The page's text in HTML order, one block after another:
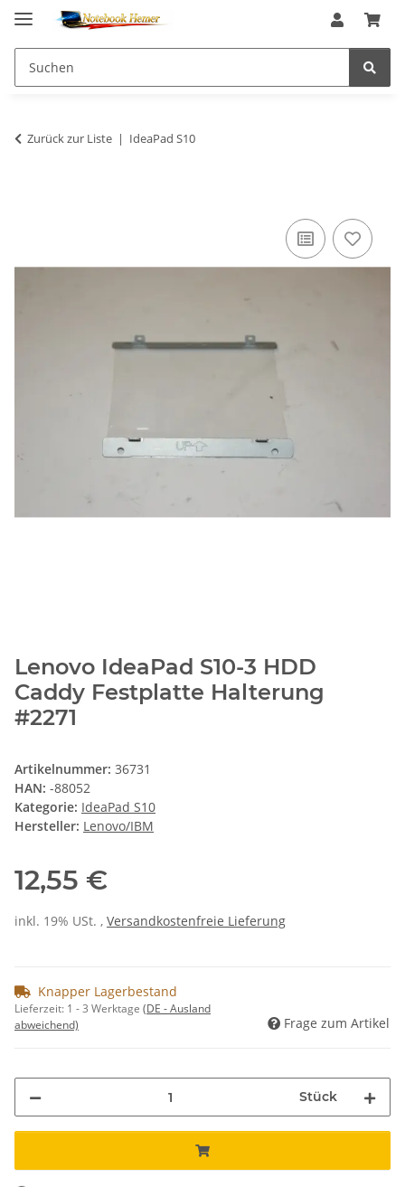
Zurück zur Liste IdeaPad S10
Lenovo IdeaPad S10-3 HDD
Caddy Festplatte Halterung
#2271
Artikelnummer: 36731
HAN: -88052
Kategorie: IdeaPad S10
Hersteller: Lenovo/IBM
12,55 €
inkl. 19% USt. , Versandkostenfreie Lieferung
Knapper Lagerbestand
Lieferzeit: 1 - 3 Werktage (DE - Ausland
abweichend)
Frage zum Artikel
Stück
Loading...